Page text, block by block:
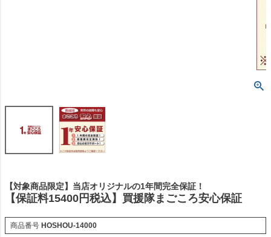
【対象商品限定】当店オリジナルの1年間完全保証！
【保証料15400円税込】買援隊まごころ安心保証
商品番号 HOSHOU-14000